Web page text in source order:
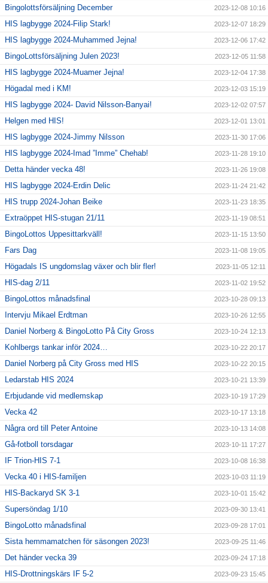
Bingolottsförsäljning December 2023-12-08 10:16
HIS lagbygge 2024-Filip Stark! 2023-12-07 18:29
HIS lagbygge 2024-Muhammed Jejna! 2023-12-06 17:42
BingoLottsförsäljning Julen 2023! 2023-12-05 11:58
HIS lagbygge 2024-Muamer Jejna! 2023-12-04 17:38
Högadal med i KM! 2023-12-03 15:19
HIS lagbygge 2024- David Nilsson-Banyai! 2023-12-02 07:57
Helgen med HIS! 2023-12-01 13:01
HIS lagbygge 2024-Jimmy Nilsson 2023-11-30 17:06
HIS lagbygge 2024-Imad ”Imme” Chehab! 2023-11-28 19:10
Detta händer vecka 48! 2023-11-26 19:08
HIS lagbygge 2024-Erdin Delic 2023-11-24 21:42
HIS trupp 2024-Johan Beike 2023-11-23 18:35
Extraöppet HIS-stugan 21/11 2023-11-19 08:51
BingoLottos Uppesittarkväll! 2023-11-15 13:50
Fars Dag 2023-11-08 19:05
Högadals IS ungdomslag växer och blir fler! 2023-11-05 12:11
HIS-dag 2/11 2023-11-02 19:52
BingoLottos månadsfinal 2023-10-28 09:13
Intervju Mikael Erdtman 2023-10-26 12:55
Daniel Norberg & BingoLotto På City Gross 2023-10-24 12:13
Kohlbergs tankar inför 2024… 2023-10-22 20:17
Daniel Norberg på City Gross med HIS 2023-10-22 20:15
Ledarstab HIS 2024 2023-10-21 13:39
Erbjudande vid medlemskap 2023-10-19 17:29
Vecka 42 2023-10-17 13:18
Några ord till Peter Antoine 2023-10-13 14:08
Gå-fotboll torsdagar 2023-10-11 17:27
IF Trion-HIS 7-1 2023-10-08 16:38
Vecka 40 i HIS-familjen 2023-10-03 11:19
HIS-Backaryd SK 3-1 2023-10-01 15:42
Supersöndag 1/10 2023-09-30 13:41
BingoLotto månadsfinal 2023-09-28 17:01
Sista hemmamatchen för säsongen 2023! 2023-09-25 11:46
Det händer vecka 39 2023-09-24 17:18
HIS-Drottningskärs IF 5-2 2023-09-23 15:45